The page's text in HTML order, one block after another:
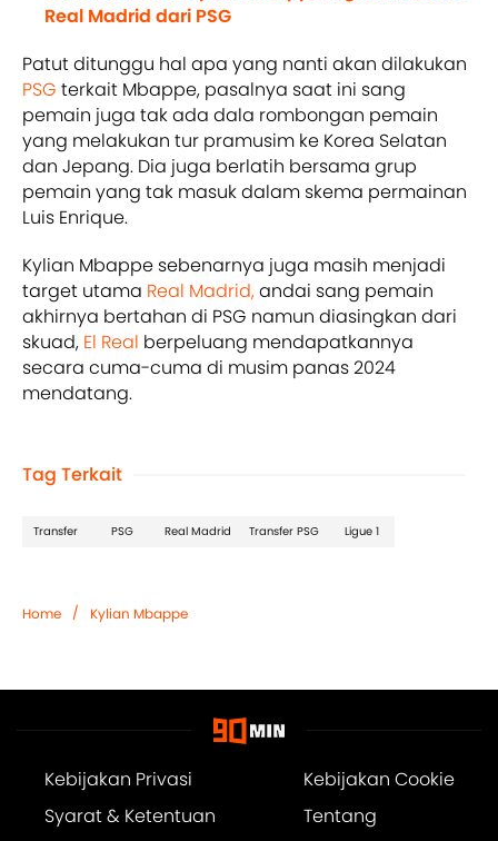
Real Madrid dari PSG
Patut ditunggu hal apa yang nanti akan dilakukan
PSG terkait Mbappe, pasalnya saat ini sang
pemain juga tak ada dala rombongan pemain
yang melakukan tur pramusim ke Korea Selatan
dan Jepang. Dia juga berlatih bersama grup
pemain yang tak masuk dalam skema permainan
Luis Enrique.
Kylian Mbappe sebenarnya juga masih menjadi
target utama Real Madrid,andai sang pemain
akhirnya bertahan di PSG namun diasingkan dari
skuad, El Real berpeluang mendapatkannya
secara cuma-cuma di musim panas 2024
mendatang.
Tag Terkait
Transfer PSG Real Madrid Transfer PSG Ligue 1
Home / Kylian Mbappe
Kebijakan Privasi
Kebijakan Cookie
Syarat & Ketentuan
Tentang